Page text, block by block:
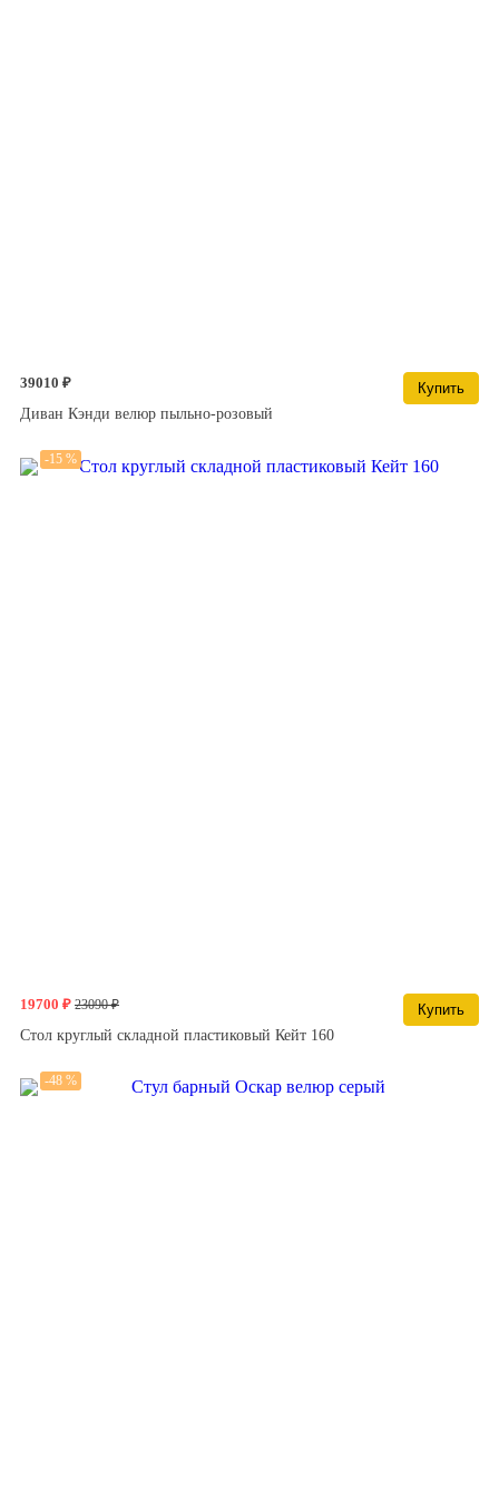
39010 ₽
Купить
Диван Кэнди велюр пыльно-розовый
19700 ₽ 23090 ₽
-15 %
Купить
Стол круглый складной пластиковый Кейт 160
-48 %